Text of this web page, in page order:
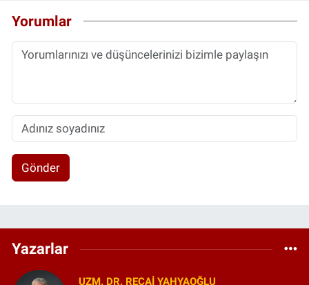
Yorumlar
Gönder
Yazarlar
UZM. DR. RECAI YAHYAOĞLU